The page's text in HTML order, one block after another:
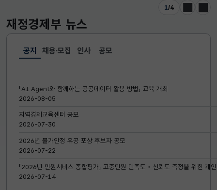
1/4
이전 다음
재정경제부 뉴스
공지
선택됨
공지
「AI Agent와 함께하는 공공데이터 활용 방법」 교육 개최
2026-08-05
지역경제교육센터 공모
2026-07-30
2026년 물가안정 유공 포상 후보자 공모
2026-07-22
「2026년 민원서비스 종합평가」 고충민원 만족도‧신뢰도 측정을 위한 개
2026-07-14
채용·모집 인사 공모